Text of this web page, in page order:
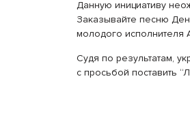
Данную инициативу
Заказывайте песню
молодого исполнителя
Судя по результатам,
с просьбой поставить